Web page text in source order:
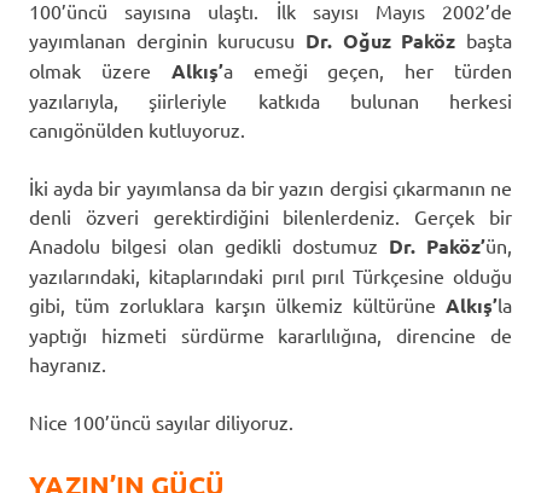
100’üncü sayısına ulaştı. İlk sayısı Mayıs 2002’de
yayımlanan derginin kurucusu Dr. Oğuz Paköz başta
olmak üzere Alkış’a emeği geçen, her türden
yazılarıyla, şiirleriyle katkıda bulunan herkesi
canıgönülden kutluyoruz.
İki ayda bir yayımlansa da bir yazın dergisi çıkarmanın ne
denli özveri gerektirdiğini bilenlerdeniz. Gerçek bir
Anadolu bilgesi olan gedikli dostumuz Dr. Paköz’ün,
yazılarındaki, kitaplarındaki pırıl pırıl Türkçesine olduğu
gibi, tüm zorluklara karşın ülkemiz kültürüne Alkış’la
yaptığı hizmeti sürdürme kararlılığına, direncine de
hayranız.
Nice 100’üncü sayılar diliyoruz.
YAZIN’IN GÜCÜ